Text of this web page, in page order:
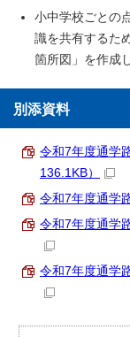
小中学校ごとの
識を共有するた
箇所図」を作成
別添資料
令和7年度通学
136.1KB）
令和7年度通学
令和7年度通学
令和7年度通学